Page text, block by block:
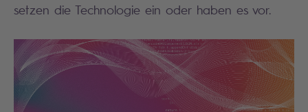
setzen die Technologie ein oder haben es vor.